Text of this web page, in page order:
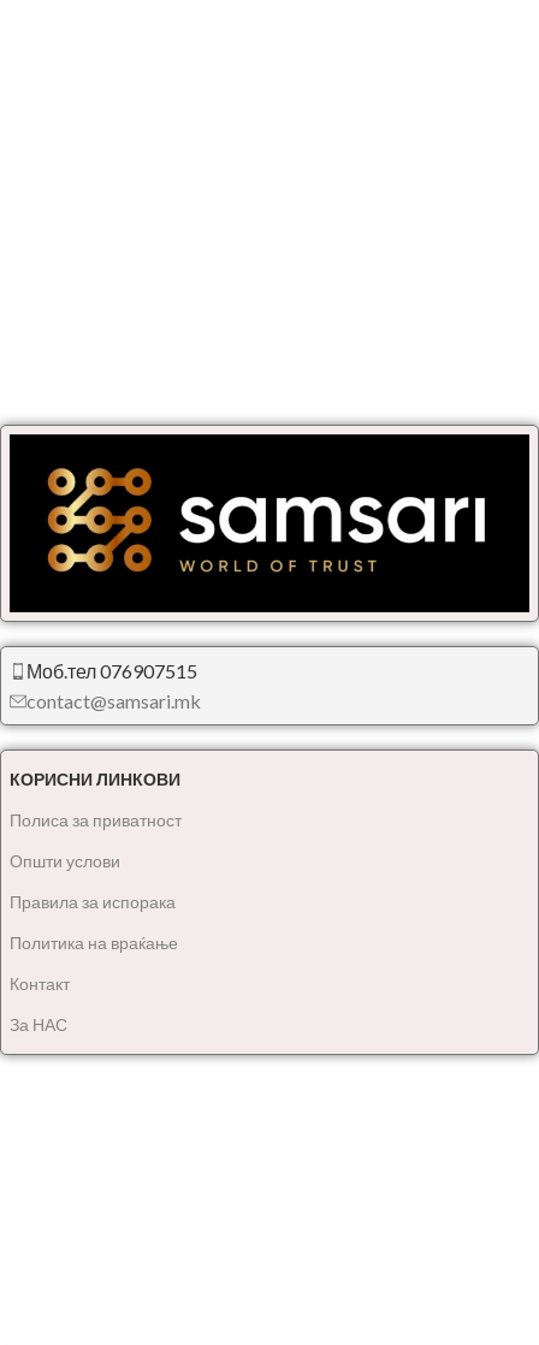
Моб.тел 076907515
contact@samsari.mk
КОРИСНИ ЛИНКОВИ
Полиса за приватност
Општи услови
Правила за испорака
Политика на враќање
Контакт
За НАС